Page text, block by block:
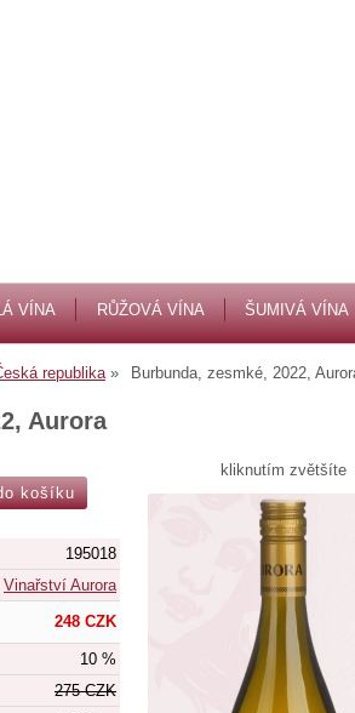
VÍNA RŮŽOVÁ VÍNA ŠUMIVÁ VÍNA
republika Burbunda, zesmké, 2022,
Aurora
kliknutím zvětšíte
195018
Vinařství Aurora
248 CZK
10 %
275 CZK